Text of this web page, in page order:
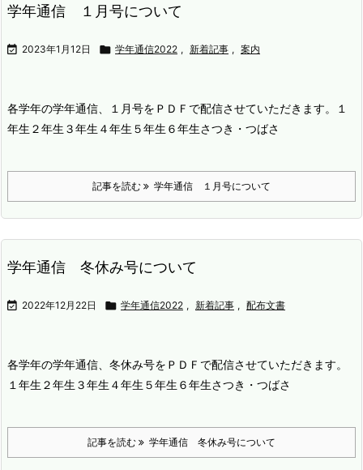
学年通信 １月号について
 2023年1月12日  学年通信2022 , 新着記事 , 案内
各学年の学年通信、１月号をＰＤＦで配信させていただきます。
１
年生 ２年生 ３年生 ４年生 ５年生 ６年生さつき・つばさ
記事を読む 学年通信 １月号について
学年通信 冬休み号について
 2022年12月22日  学年通信2022 , 新着記事 , 配布文書
各学年の学年通信、冬休み号をＰＤＦで配信させていただきます。
１年生 ２年生 ３年生 ４年生 ５年生 ６年生さつき・つばさ
記事を読む 学年通信 冬休み号について